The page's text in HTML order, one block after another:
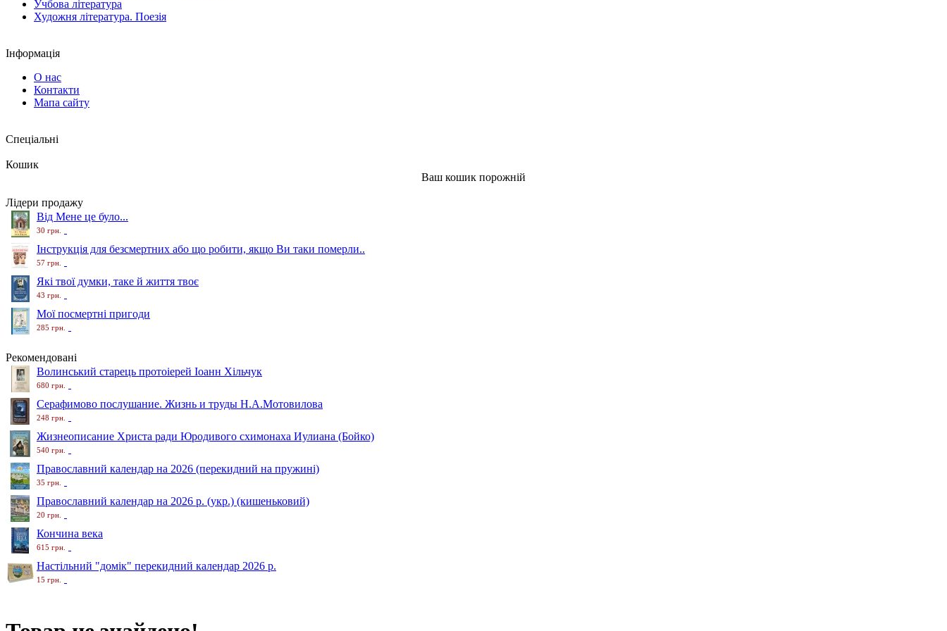
Учбова література
Художня література. Поезія
Інформація
О нас
Контакти
Мапа сайту
Спеціальні
Кошик
Ваш кошик порожній
Лідери продажу
Від Мене це було...
30 грн.
Інструкція для безсмертних або що робити, якщо Ви таки померли..
57 грн.
Які твої думки, таке й життя твоє
43 грн.
Мої посмертні пригоди
285 грн.
Рекомендовані
Волинський старець протоіерей Іоанн Хільчук
680 грн.
Серафимово послушание. Жизнь и труды Н.А.Мотовилова
248 грн.
Жизнеописание Христа ради Юродивого схимонаха Иулиана (Бойко)
540 грн.
Православний календар на 2026 (перекидний на пружині)
35 грн.
Православний календар на 2026 р. (укр.) (кишеньковий)
20 грн.
Кончина века
615 грн.
Настільний "домік" перекидний календар 2026 р.
15 грн.